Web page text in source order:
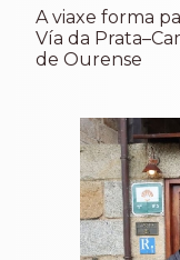
A viaxe forma
Vía da
de Ourense